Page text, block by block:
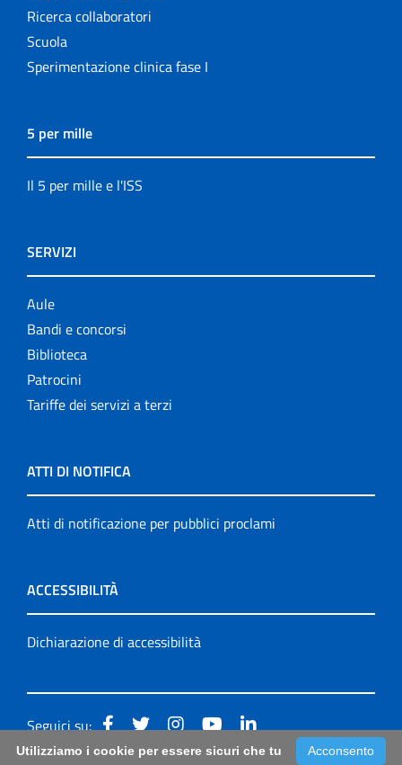
Ricerca collaboratori
Scuola
Sperimentazione clinica fase I
5 per mille
Il 5 per mille e l'ISS
SERVIZI
Aule
Bandi e concorsi
Biblioteca
Patrocini
Tariffe dei servizi a terzi
ATTI DI NOTIFICA
Atti di notificazione per pubblici proclami
ACCESSIBILITÀ
Dichiarazione di accessibilità
Seguici su:
Acconsento
Utilizziamo i cookie per essere sicuri che tu